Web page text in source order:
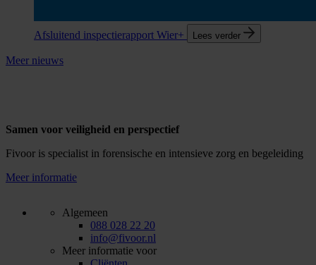
Afsluitend inspectierapport Wier+ Lees verder
Meer nieuws
Samen voor veiligheid en perspectief
Fivoor is specialist in forensische en intensieve zorg en begeleiding
Meer informatie
Algemeen
088 028 22 20
info@fivoor.nl
Meer informatie voor